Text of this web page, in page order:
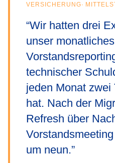
VERSICHERUNG·
“Wir hatten drei
unser monatliches
technischer
jeden Monat zwei
hat. Nach der
Refresh über
um neun.”